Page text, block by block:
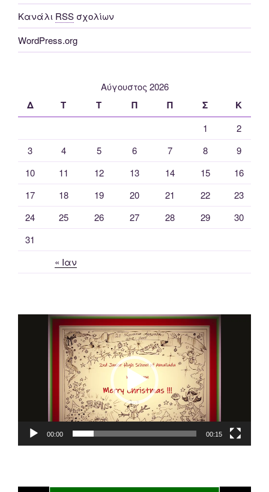
Κανάλι RSS σχολίων
WordPress.org
Αύγουστος 2026
Δ Τ Τ Π Π Σ Κ
« Ιαν
1
2
3
4 5 6 7 8
9
10
11 12 13 14 15
16
17
18 19 20 21 22
23
24
25 26 27 28 29
30
31
Πρόγραμμα
Αναπαραγωγής
00:00 00:15